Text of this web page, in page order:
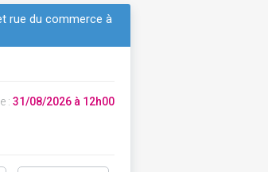
rue du commerce à
: 31/08/2026 à 12h00